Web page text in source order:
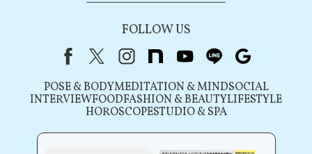
FOLLOW US
FacebookX（旧Twitter）
instagram
note youtubeline
POSE & BODYMEDITATION & MINDSOCIAL
INTERVIEWFOODFASHION & BEAUTYLIFESTYLE
HOROSCOPESTUDIO & SPA